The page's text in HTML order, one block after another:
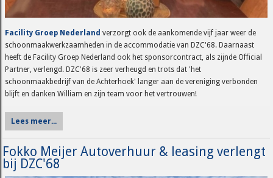
Facility Groep Nederland verzorgt ook de aankomende vijf jaar weer de
schoonmaakwerkzaamheden in de accommodatie van DZC'68. Daarnaast
heeft de Facility Groep Nederland ook het sponsorcontract, als zijnde Official
Partner, verlengd. DZC'68 is zeer verheugd en trots dat 'het
schoonmaakbedrijf van de Achterhoek' langer aan de vereniging verbonden
blijft en danken William en zijn team voor het vertrouwen!
Lees meer...
Fokko Meijer Autoverhuur & leasing verlengt
bij DZC'68